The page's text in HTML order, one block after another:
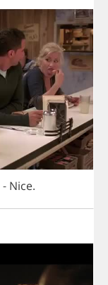
- Nice.